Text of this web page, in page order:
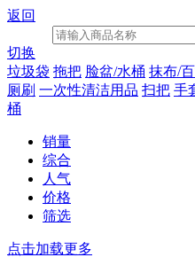
返回
切换
垃圾袋 拖把 脸盆/水桶 抹布/
厕刷 一次性清洁用品 扫把 手
桶
销量
综合
人气
价格
筛选
点击加载更多